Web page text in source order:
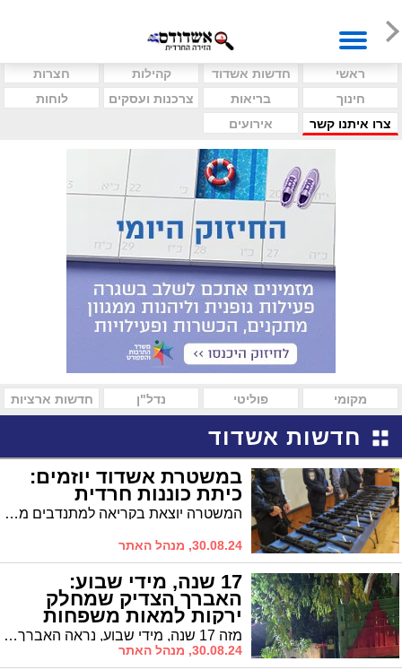
ראשי חדשות אשדוד קהילות
חצרות
חינוך
בריאות צרכנות ועסקים
לוחות
צרו איתנו קשר
אירועים
מקומי פוליטי נדל"ן חדשות ארציות
חדשות אשדוד
במשטרת אשדוד יוזמים:
כיתת כוננות חרדית
המשטרה יוצאת בקריאה למתנדבים מהציבור החרדי להשתלב בכיתת הכוננות החדשה, ייעודית לציבור החרדי
30.08.24, מנהל האתר
17 שנה, מידי שבוע:
האברך הצדיק שמחלק
ירקות למאות משפחות
מזה 17 שנה, מידי שבוע, נראה האברך ר' משה קלויזנר כשהוא מנצח על המבצע הענק של חלוקת ערכות ירקות אותן הוא משיג מעמותת 'לקט ישראל' והן מגיעות למאות משפחות שמחכות להן. "עצם העובדה שהמשפחות מקבלות ירקות חינם, זה מה שנותן לי את הכוחות"
30.08.24, מנהל האתר